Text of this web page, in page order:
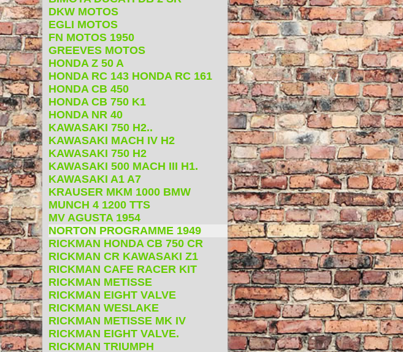
DKW MOTOS
EGLI MOTOS
FN MOTOS 1950
GREEVES MOTOS
HONDA Z 50 A
HONDA RC 143 HONDA RC 161
HONDA CB 450
HONDA CB 750 K1
HONDA NR 40
KAWASAKI 750 H2..
KAWASAKI MACH IV H2
KAWASAKI 750 H2
KAWASAKI 500 MACH III H1.
KAWASAKI A1 A7
KRAUSER MKM 1000 BMW
MUNCH 4 1200 TTS
MV AGUSTA 1954
NORTON PROGRAMME 1949
RICKMAN HONDA CB 750 CR
RICKMAN CR KAWASAKI Z1
RICKMAN CAFE RACER KIT
RICKMAN METISSE
RICKMAN EIGHT VALVE
RICKMAN WESLAKE
RICKMAN METISSE MK IV
RICKMAN EIGHT VALVE.
RICKMAN TRIUMPH